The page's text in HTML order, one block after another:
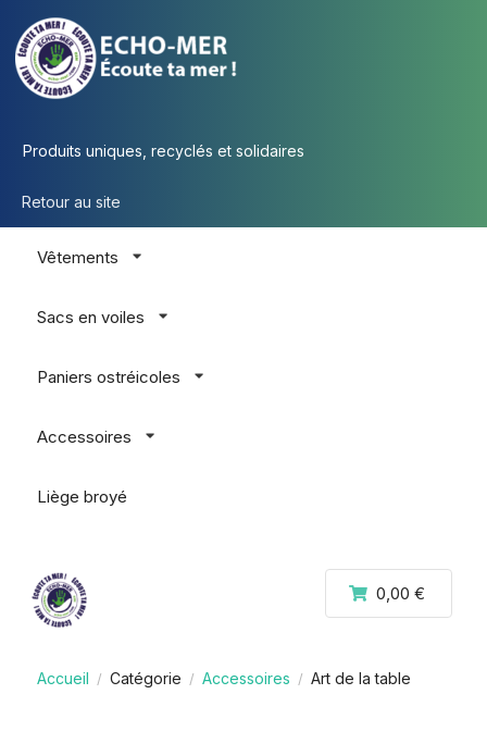
Produits uniques, recyclés et solidaires
Retour au site
Vêtements
Sacs en voiles
Paniers ostréicoles
Accessoires
Liège broyé
0,00 €
Accueil / Catégorie / Accessoires / Art de la table